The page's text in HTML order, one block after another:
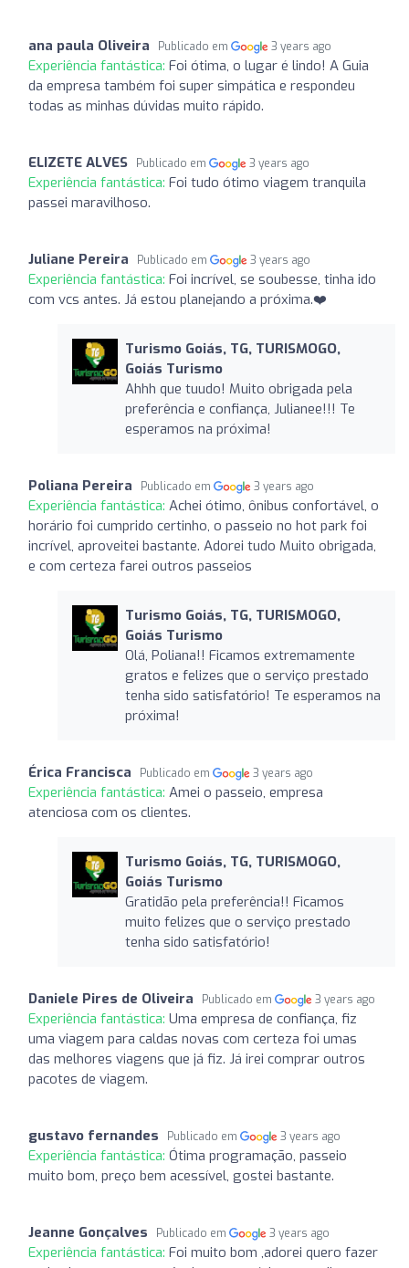
ana paula Oliveira Publicado em 3 years ago
Experiência fantástica: Foi ótima, o lugar é lindo! A Guia
da empresa também foi super simpática e respondeu
todas as minhas dúvidas muito rápido.
ELIZETE ALVES Publicado em 3 years ago
Experiência fantástica: Foi tudo ótimo viagem tranquila
passei maravilhoso.
Juliane Pereira Publicado em 3 years ago
Experiência fantástica: Foi incrível, se soubesse, tinha ido
com vcs antes. Já estou planejando a próxima.❤️
Turismo Goiás, TG, TURISMOGO,
Goiás Turismo
Ahhh que tuudo! Muito obrigada pela
preferência e confiança, Julianee!!! Te
esperamos na próxima!
Poliana Pereira Publicado em 3 years ago
Experiência fantástica: Achei ótimo, ônibus confortável, o
horário foi cumprido certinho, o passeio no hot park foi
incrível, aproveitei bastante. Adorei tudo Muito obrigada,
e com certeza farei outros passeios
Turismo Goiás, TG, TURISMOGO,
Goiás Turismo
Olá, Poliana!! Ficamos extremamente
gratos e felizes que o serviço prestado
tenha sido satisfatório! Te esperamos na
próxima!
Érica Francisca Publicado em 3 years ago
Experiência fantástica: Amei o passeio, empresa
atenciosa com os clientes.
Turismo Goiás, TG, TURISMOGO,
Goiás Turismo
Gratidão pela preferência!! Ficamos
muito felizes que o serviço prestado
tenha sido satisfatório!
Daniele Pires de Oliveira Publicado em 3 years ago
Experiência fantástica: Uma empresa de confiança, fiz
uma viagem para caldas novas com certeza foi umas
das melhores viagens que já fiz. Já irei comprar outros
pacotes de viagem.
gustavo fernandes Publicado em 3 years ago
Experiência fantástica: Ótima programação, passeio
muito bom, preço bem acessível, gostei bastante.
Jeanne Gonçalves Publicado em 3 years ago
Experiência fantástica: Foi muito bom ,adorei quero fazer